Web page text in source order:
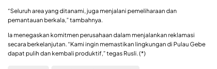
“Seluruh area yang ditanami, juga menjalani pemeliharaan dan
pemantauan berkala,” tambahnya.
Ia menegaskan komitmen perusahaan dalam menjalankan reklamasi
secara berkelanjutan. “Kami ingin memastikan lingkungan di Pulau Gebe
dapat pulih dan kembali produktif,” tegas Rusli. (*)